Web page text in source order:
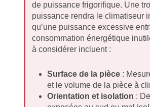
de puissance frigorifique. Une
puissance rendra le climatiseur
qu’une puissance excessive
consommation énergétique
à considérer incluent :
Surface de la pièce :
et le volume de la pièce à
Orientation et isolation :